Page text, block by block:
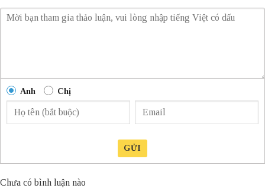
Anh Chị
GỬI
Chưa có bình luận nào